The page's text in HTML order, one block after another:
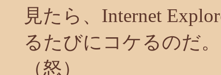
見たら、Internet
るたびにコケるのだ
（怒）